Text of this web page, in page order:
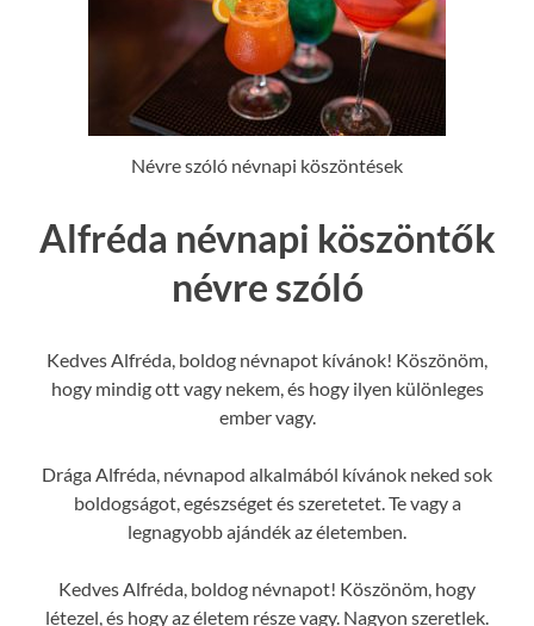
Névre szóló névnapi köszöntések
Alfréda névnapi köszöntők
névre szóló
Kedves Alfréda, boldog névnapot kívánok! Köszönöm,
hogy mindig ott vagy nekem, és hogy ilyen különleges
ember vagy.
Drága Alfréda, névnapod alkalmából kívánok neked sok
boldogságot, egészséget és szeretetet. Te vagy a
legnagyobb ajándék az életemben.
Kedves Alfréda, boldog névnapot! Köszönöm, hogy
létezel, és hogy az életem része vagy. Nagyon szeretlek.